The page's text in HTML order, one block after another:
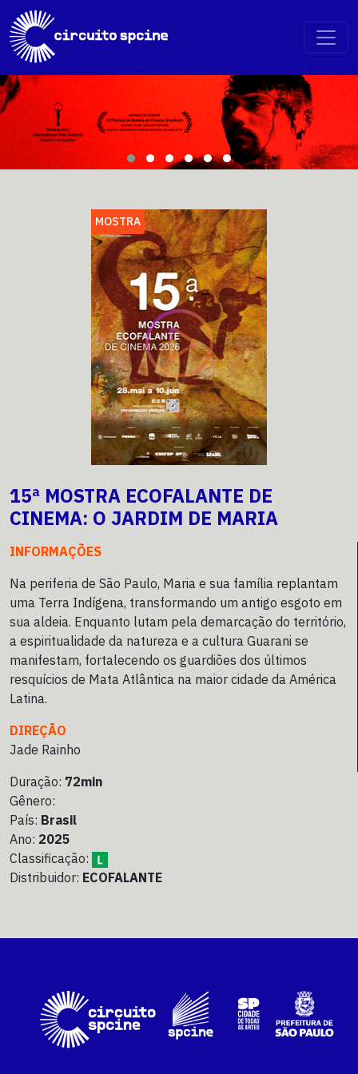
MOSTRA
15ª MOSTRA ECOFALANTE DE
CINEMA: O JARDIM DE MARIA
INFORMAÇÕES
Na periferia de São Paulo, Maria e sua família replantam
uma Terra Indígena, transformando um antigo esgoto em
sua aldeia. Enquanto lutam pela demarcação do território,
a espiritualidade da natureza e a cultura Guarani se
manifestam, fortalecendo os guardiões dos últimos
resquícios de Mata Atlântica na maior cidade da América
Latina.
DIREÇÃO
Jade Rainho
Duração: 72min
Gênero:
País: Brasil
Ano: 2025
Classificação:
Distribuidor: ECOFALANTE